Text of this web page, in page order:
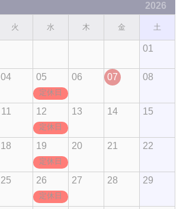
2026
火 水 木 金 土
01
04 05
定休日
06 07 08
11 12
定休日
13 14 15
18 19
定休日
20 21 22
25 26
定休日
27 28 29